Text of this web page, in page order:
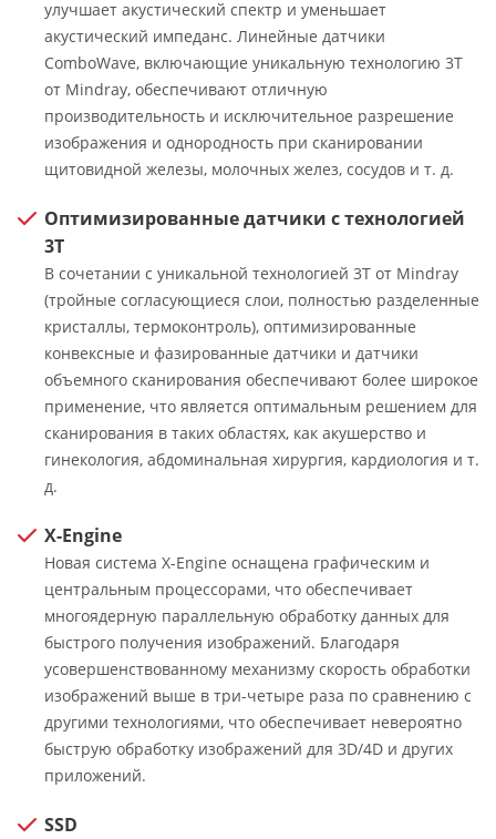
улучшает акустический спектр и уменьшает
акустический импеданс. Линейные датчики
ComboWave, включающие уникальную технологию 3T
от Mindray, обеспечивают отличную
производительность и исключительное разрешение
изображения и однородность при сканировании
щитовидной железы, молочных желез, сосудов и т. д.
Оптимизированные датчики с технологией
3Т
В сочетании с уникальной технологией 3T от Mindray
(тройные согласующиеся слои, полностью разделенные
кристаллы, термоконтроль), оптимизированные
конвексные и фазированные датчики и датчики
объемного сканирования обеспечивают более широкое
применение, что является оптимальным решением для
сканирования в таких областях, как акушерство и
гинекология, абдоминальная хирургия, кардиология и т.
д.
X-Engine
Новая система X-Engine оснащена графическим и
центральным процессорами, что обеспечивает
многоядерную параллельную обработку данных для
быстрого получения изображений. Благодаря
усовершенствованному механизму скорость обработки
изображений выше в три-четыре раза по сравнению с
другими технологиями, что обеспечивает невероятно
быструю обработку изображений для 3D/4D и других
приложений.
SSD